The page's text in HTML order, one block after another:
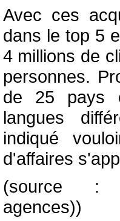
Avec ces
dans le top 5
4 millions de
personnes.
de 25 pays
langues
indiqué
d'affaires
(source :
agences))